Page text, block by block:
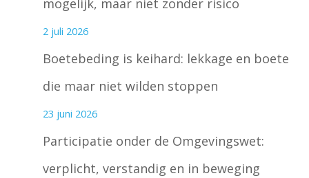
mogelijk, maar niet zonder risico
2 juli 2026
Boetebeding is keihard: lekkage en boete
die maar niet wilden stoppen
23 juni 2026
Participatie onder de Omgevingswet:
verplicht, verstandig en in beweging